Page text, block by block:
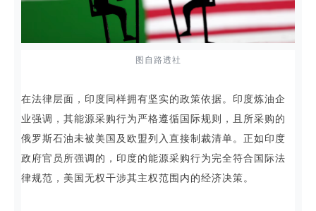
图自路透社
在法律层面，印度同样拥有坚实的政策依据。印度炼油企
业强调，其能源采购行为严格遵循国际规则，且所采购的
俄罗斯石油未被美国及欧盟列入直接制裁清单。正如印度
政府官员所强调的，印度的能源采购行为完全符合国际法
律规范，美国无权干涉其主权范围内的经济决策。